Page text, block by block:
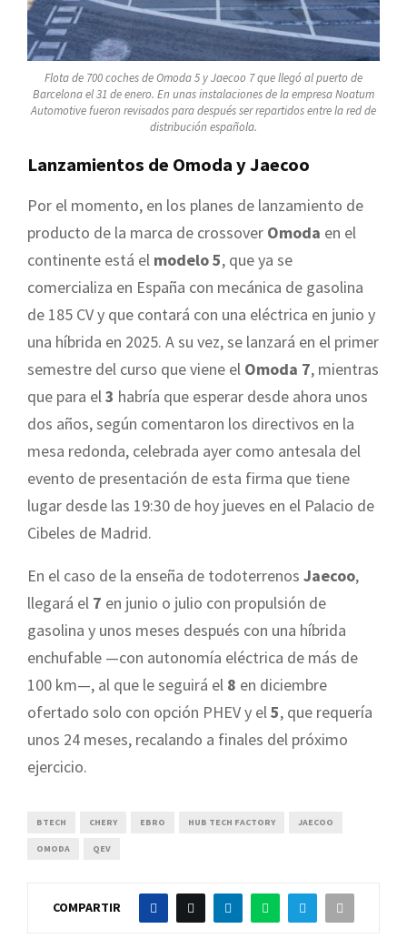
Flota de 700 coches de Omoda 5 y Jaecoo 7 que llegó al puerto de
Barcelona el 31 de enero. En unas instalaciones de la empresa Noatum
Automotive fueron revisados para después ser repartidos entre la red de
distribución española.
Lanzamientos de Omoda y Jaecoo
Por el momento, en los planes de lanzamiento de
producto de la marca de crossover Omoda en el
continente está el modelo 5, que ya se
comercializa en España con mecánica de gasolina
de 185 CV y que contará con una eléctrica en junio y
una híbrida en 2025. A su vez, se lanzará en el primer
semestre del curso que viene el Omoda 7, mientras
que para el3 habría que esperar desde ahora unos
dos años, según comentaron los directivos en la
mesa redonda, celebrada ayer como antesala del
evento de presentación de esta firma que tiene
lugar desde las 19:30 de hoy jueves en el Palacio de
Cibeles de Madrid.
En el caso de la enseña de todoterrenos Jaecoo,
llegará el 7 en junio o julio con propulsión de
gasolina y unos meses después con una híbrida
enchufable —con autonomía eléctrica de más de
100 km—, al que le seguirá el 8 en diciembre
ofertado solo con opción PHEV y el5, que requería
unos 24 meses, recalando a finales del próximo
ejercicio.
BTECH CHERY EBRO HUB TECH FACTORY JAECOO
OMODA QEV
COMPARTIR